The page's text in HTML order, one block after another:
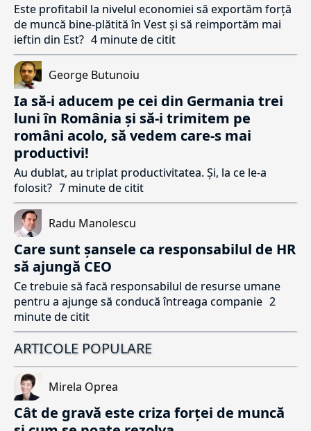
Este profitabil la nivelul economiei să exportăm forță
de muncă bine-plătită în Vest și să reimportăm mai
ieftin din Est? 4 minute de citit
George Butunoiu
Ia să-i aducem pe cei din Germania trei
luni în România și să-i trimitem pe
români acolo, să vedem care-s mai
productivi!
Au dublat, au triplat productivitatea. Și, la ce le-a
folosit? 7 minute de citit
Radu Manolescu
Care sunt șansele ca responsabilul de HR
să ajungă CEO
Ce trebuie să facă responsabilul de resurse umane
pentru a ajunge să conducă întreaga companie 2
minute de citit
ARTICOLE POPULARE
Mirela Oprea
Cât de gravă este criza forței de muncă